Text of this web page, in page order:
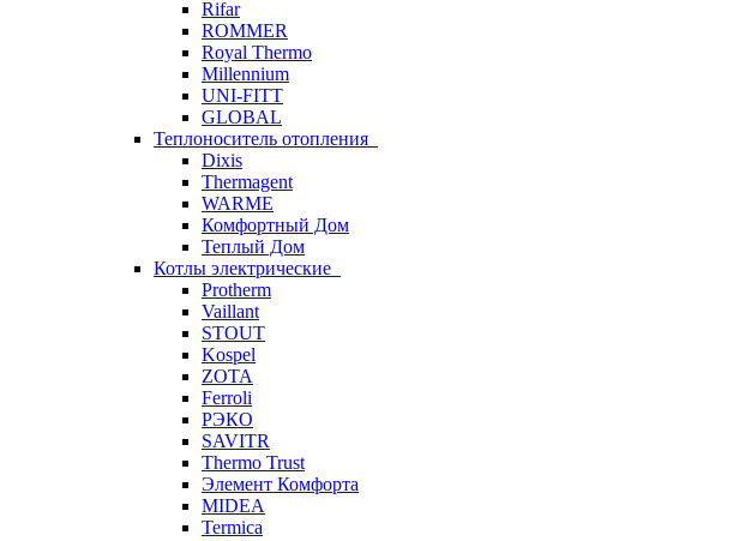
Rifar
ROMMER
Royal Thermo
Millennium
UNI-FITT
GLOBAL
Теплоноситель отопления
Dixis
Thermagent
WARME
Комфортный Дом
Теплый Дом
Котлы электрические
Protherm
Vaillant
STOUT
Kospel
ZOTA
Ferroli
РЭКО
SAVITR
Thermo Trust
Элемент Комфорта
MIDEA
Termica